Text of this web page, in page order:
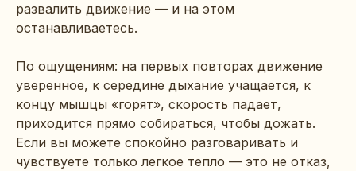
развалить движение — и на этом
останавливаетесь.
По ощущениям: на первых повторах движение
уверенное, к середине дыхание учащается, к
концу мышцы «горят», скорость падает,
приходится прямо собираться, чтобы дожать.
Если вы можете спокойно разговаривать и
чувствуете только легкое тепло — это не отказ,